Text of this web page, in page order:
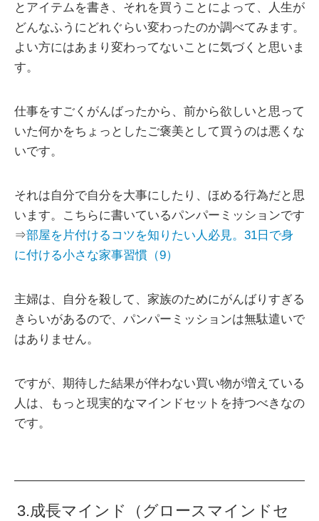
とアイテムを書き、それを買うことによって、人生が
どんなふうにどれぐらい変わったのか調べてみます。
よい方にはあまり変わってないことに気づくと思いま
す。
仕事をすごくがんばったから、前から欲しいと思って
いた何かをちょっとしたご褒美として買うのは悪くな
いです。
それは自分で自分を大事にしたり、ほめる行為だと思
います。こちらに書いているパンパーミッションです
⇒部屋を片付けるコツを知りたい人必見。31日で身
に付ける小さな家事習慣（9）
主婦は、自分を殺して、家族のためにがんばりすぎる
きらいがあるので、パンパーミッションは無駄遣いで
はありません。
ですが、期待した結果が伴わない買い物が増えている
人は、もっと現実的なマインドセットを持つべきなの
です。
3.成長マインド（グロースマインドセ